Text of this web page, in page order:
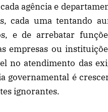
agência e
cada uma tentando
e de arrebatar
empresas ou
no atendimento das
é
ignorantes.